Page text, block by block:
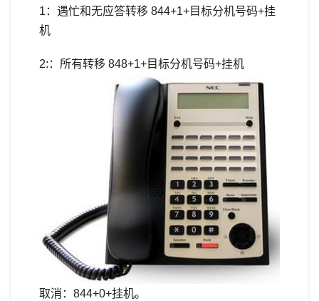
1：遇忙和无应答转移 844+1+目标分机号码+挂
机
2:：所有转移 848+1+目标分机号码+挂机
取消：844+0+挂机。